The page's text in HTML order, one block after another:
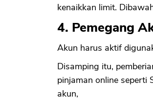
kenaikkan limit.
4. Pemegang
Akun harus aktif
Disamping itu,
pinjaman online seperti
akun,